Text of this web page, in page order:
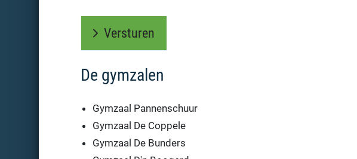
Versturen
De gymzalen
Gymzaal Pannenschuur
Gymzaal De Coppele
Gymzaal De Bunders